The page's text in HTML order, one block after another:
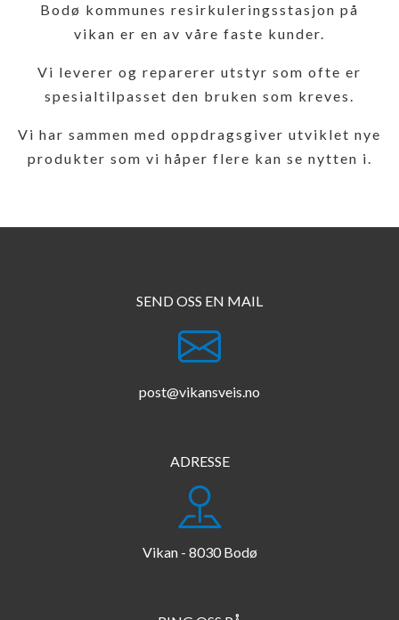
Bodø kommunes resirkuleringsstasjon på
vikan er en av våre faste kunder.
Vi leverer og reparerer utstyr som ofte er
spesialtilpasset den bruken som kreves.
Vi har sammen med oppdragsgiver utviklet nye
produkter som vi håper flere kan se nytten i.
SEND OSS EN MAIL
post@vikansveis.no
ADRESSE
Vikan - 8030 Bodø